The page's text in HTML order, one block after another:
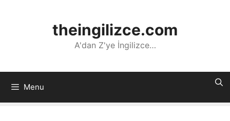
theingilizce.com
A'dan Z'ye İngilizce…
Menu